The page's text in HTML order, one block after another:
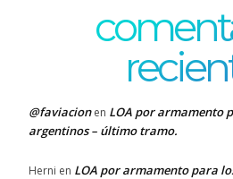
@faviacionen LOA por armamento
argentinos – último tramo.
Herni en LOA por armamento para